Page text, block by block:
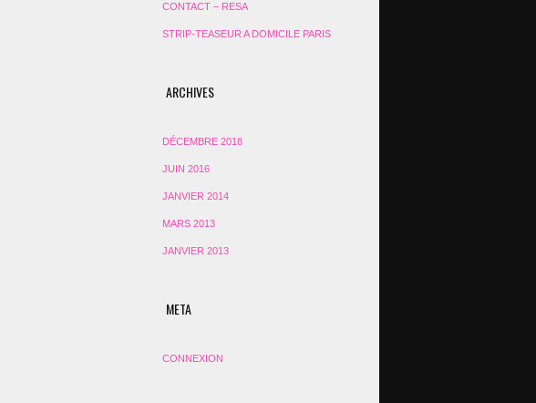
CONTACT – RESA
STRIP-TEASEUR A DOMICILE PARIS
ARCHIVES
DÉCEMBRE 2018
JUIN 2016
JANVIER 2014
MARS 2013
JANVIER 2013
META
CONNEXION